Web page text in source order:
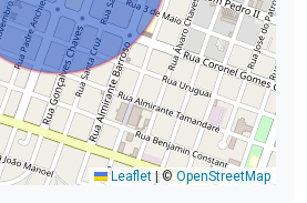
Leaflet |©OpenStreetMap